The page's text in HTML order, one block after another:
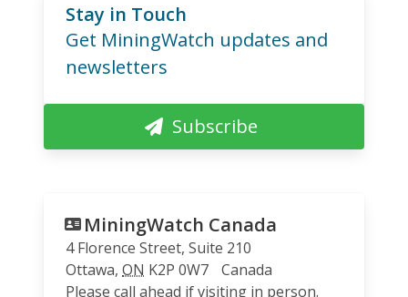
Stay in Touch
Get MiningWatch updates and
newsletters
Subscribe
MiningWatch Canada
4 Florence Street, Suite 210
Ottawa, ON K2P 0W7
Canada
Please call ahead if visiting in person.